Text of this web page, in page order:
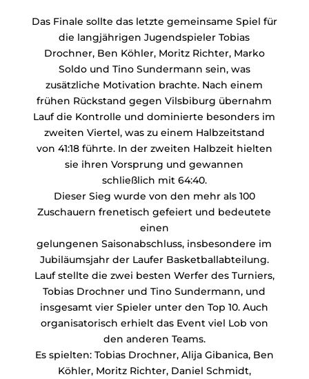
Das Finale sollte das letzte gemeinsame Spiel für
die langjährigen Jugendspieler Tobias
Drochner, Ben Köhler, Moritz Richter, Marko
Soldo und Tino Sundermann sein, was
zusätzliche Motivation brachte. Nach einem
frühen Rückstand gegen Vilsbiburg übernahm
Lauf die Kontrolle und dominierte besonders im
zweiten Viertel, was zu einem Halbzeitstand
von 41:18 führte. In der zweiten Halbzeit hielten
sie ihren Vorsprung und gewannen
schließlich mit 64:40.
Dieser Sieg wurde von den mehr als 100
Zuschauern frenetisch gefeiert und bedeutete
einen
gelungenen Saisonabschluss, insbesondere im
Jubiläumsjahr der Laufer Basketballabteilung.
Lauf stellte die zwei besten Werfer des Turniers,
Tobias Drochner und Tino Sundermann, und
insgesamt vier Spieler unter den Top 10. Auch
organisatorisch erhielt das Event viel Lob von
den anderen Teams.
Es spielten: Tobias Drochner, Alija Gibanica, Ben
Köhler, Moritz Richter, Daniel Schmidt,